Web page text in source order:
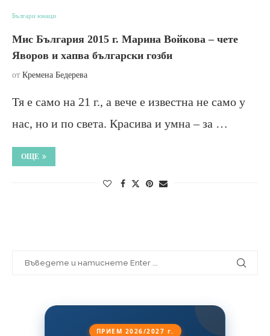
Българи юнаци
Мис България 2015 г. Марина Войкова – чете
Яворов и хапва български гозби
от Кремена Бедерева
Тя е само на 21 г., а вече е известна не само у
нас, но и по света. Красива и умна – за …
ОЩЕ
ПРИЕМ 2026/2027 г.